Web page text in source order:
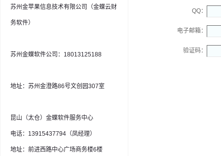
苏州金苹果信息技术有限公司（金蝶云财
务软件）
苏州金蝶软件公司：18013125188
地址：苏州金澄路86号文创园307室
昆山（太仓）金蝶软件服务中心
电话：13915437794（凤经理）
地址：前进西路中心广场商务楼6楼
QQ：
电子邮箱：
验证码：